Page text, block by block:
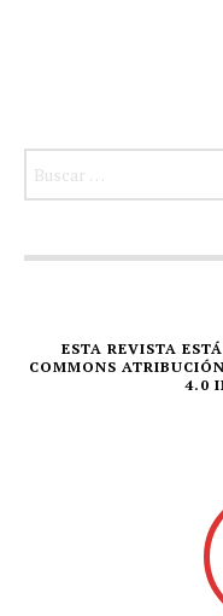
ESTA REVISTA
COMMONS
4.0